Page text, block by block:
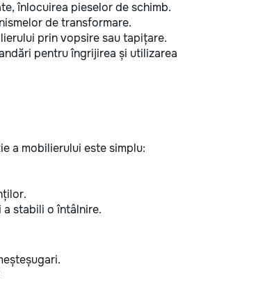
înlocuirea pieselor de schimb.
de transformare.
prin vopsire sau tapițare.
pentru îngrijirea și utilizarea
a mobilierului este simplu:
stabili o întâlnire.